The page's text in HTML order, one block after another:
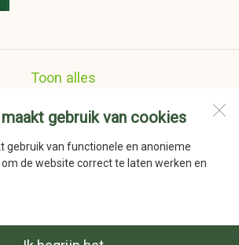
gebruik van cookies
gebruik van functionele en anonieme
de website correct te laten werken en
Toon alles
Havenstraat 41a
1736 KD
Zijdewind